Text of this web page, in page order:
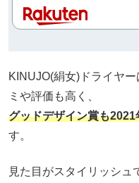
KINUJO(絹女)ドライヤ
ミや評価も高く、
グッドデザイン賞も
す。
見た目がスタイリッシュ